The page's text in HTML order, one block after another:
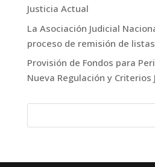
Justicia Actual
La Asociación Judicial
proceso de remisión de
Provisión de Fondos para
Nueva Regulación y Criterios